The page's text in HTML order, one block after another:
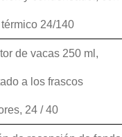
24/140
de vacas 250 ml,
a los frascos
24 / 40